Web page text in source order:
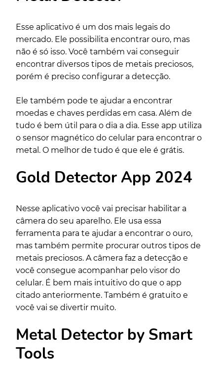
Esse aplicativo é um dos mais legais do
mercado. Ele possibilita encontrar ouro, mas
não é só isso. Você também vai conseguir
encontrar diversos tipos de metais preciosos,
porém é preciso configurar a detecção.
Ele também pode te ajudar a encontrar
moedas e chaves perdidas em casa. Além de
tudo é bem útil para o dia a dia. Esse app utiliza
o sensor magnético do celular para encontrar o
metal. O melhor de tudo é que ele é grátis.
Gold Detector App 2024
Nesse aplicativo você vai precisar habilitar a
câmera do seu aparelho. Ele usa essa
ferramenta para te ajudar a encontrar o ouro,
mas também permite procurar outros tipos de
metais preciosos. A câmera faz a detecção e
você consegue acompanhar pelo visor do
celular. É bem mais intuitivo do que o app
citado anteriormente. Também é gratuito e
você vai se divertir muito.
Metal Detector by Smart
Tools